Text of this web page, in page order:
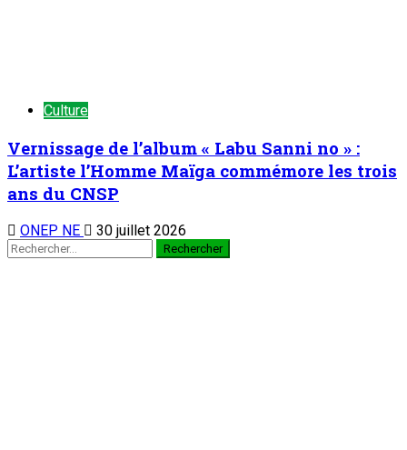
Culture
Vernissage de l’album « Labu Sanni no » :
L’artiste l’Homme Maïga commémore les trois
ans du CNSP
ONEP NE
30 juillet 2026
Rechercher :